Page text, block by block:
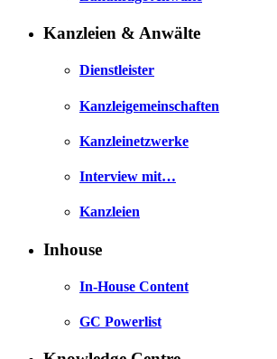
Kanzleien & Anwälte
Dienstleister
Kanzleigemeinschaften
Kanzleinetzwerke
Interview mit…
Kanzleien
Inhouse
In-House Content
GC Powerlist